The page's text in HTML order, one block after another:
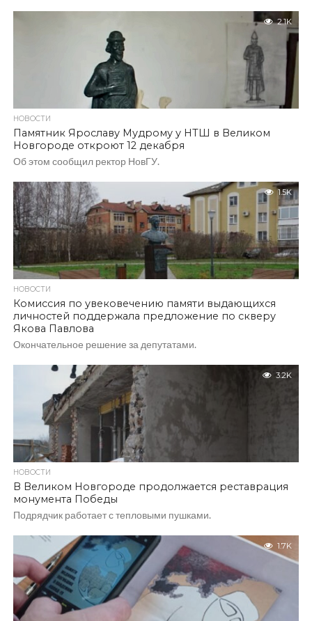
2.1K
НОВОСТИ
Памятник Ярославу Мудрому у НТШ в Великом
Новгороде откроют 12 декабря
Об этом сообщил ректор НовГУ.
1.5K
НОВОСТИ
Комиссия по увековечению памяти выдающихся
личностей поддержала предложение по скверу
Якова Павлова
Окончательное решение за депутатами.
3.2K
НОВОСТИ
В Великом Новгороде продолжается реставрация
монумента Победы
Подрядчик работает с тепловыми пушками.
1.7K